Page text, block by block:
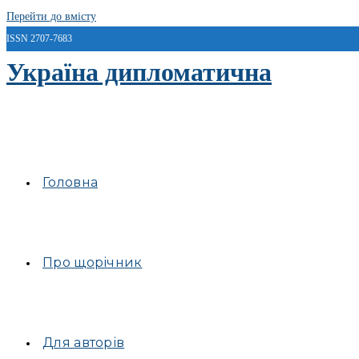
Перейти до вмісту
ISSN 2707-7683
Україна дипломатична
Головна
Про щорічник
Для авторів